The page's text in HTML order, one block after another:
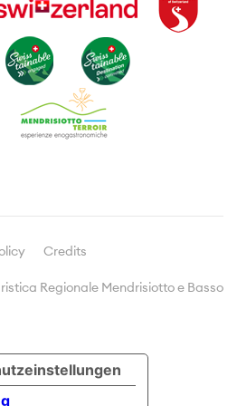
Prospekte und Broschüren
Meetings & Incentives
Man sagt über uns
Credits
Regionale Mendrisiotto e Basso